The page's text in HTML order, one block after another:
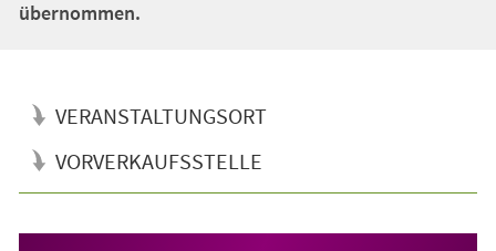
übernommen.
VERANSTALTUNGSORT
VORVERKAUFSSTELLE